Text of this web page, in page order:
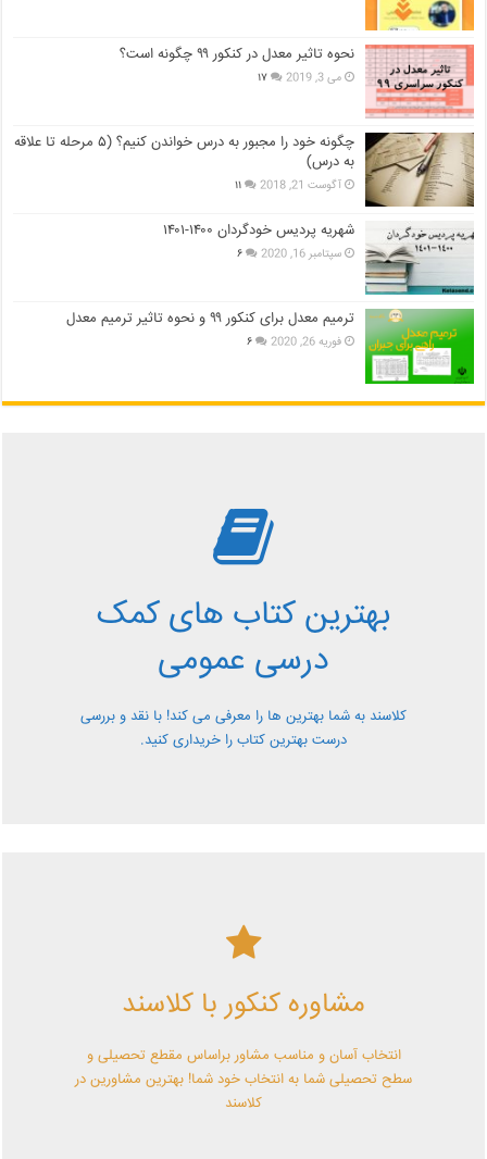
نحوه تاثیر معدل در کنکور ۹۹ چگونه است؟
می 3, 2019 ۱۷
چگونه خود را مجبور به درس خواندن کنیم؟ (۵ مرحله تا علاقه
به درس)
آگوست 21, 2018 ۱۱
شهریه پردیس خودگردان ۱۴۰۰-۱۴۰۱
سپتامبر 16, 2020 ۶
ترمیم معدل برای کنکور ۹۹ و نحوه تاثیر ترمیم معدل
فوریه 26, 2020 ۶
بهترین کتاب های کمک
درسی عمومی
کلاسند به شما بهترین ها را معرفی می کند! با نقد و بررسی
درست بهترین کتاب را خریداری کنید.
بررسی بهترین کتاب های
کمک درسی عمومی
معرفی کتاب های کمک درسی عمومی و بررسی آن ها کاملا
رایگان از کلاسند
مشاوره کنکور با کلاسند
انتخاب آسان و مناسب مشاور براساس مقطع تحصیلی و
سطح تحصیلی شما به انتخاب خود شما! بهترین مشاورین در
کلاسند